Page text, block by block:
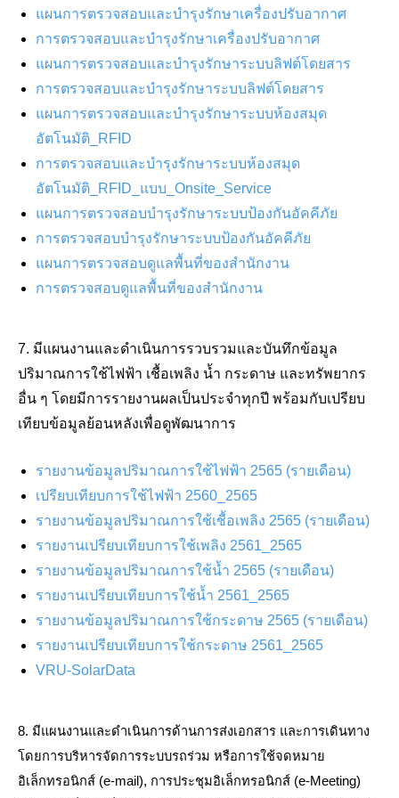
แผนการตรวจสอบและบำรุงรักษาเครื่องปรับอากาศ
การตรวจสอบและบำรุงรักษาเครื่องปรับอากาศ
แผนการตรวจสอบและบำรุงรักษาระบบลิฟต์โดยสาร
การตรวจสอบและบำรุงรักษาระบบลิฟต์โดยสาร
แผนการตรวจสอบและบำรุงรักษาระบบห้องสมุด
อัตโนมัติ_RFID
การตรวจสอบและบำรุงรักษาระบบห้องสมุด
อัตโนมัติ_RFID_แบบ_Onsite_Service
แผนการตรวจสอบบำรุงรักษาระบบป้องกันอัคคีภัย
การตรวจสอบบำรุงรักษาระบบป้องกันอัคคีภัย
แผนการตรวจสอบดูแลพื้นที่ของสำนักงาน
การตรวจสอบดูแลพื้นที่ของสำนักงาน
7. มีแผนงานและดำเนินการรวบรวมและบันทึกข้อมูล
ปริมาณการใช้ไฟฟ้า เชื้อเพลิง น้ำ กระดาษ และทรัพยากร
อื่น ๆ โดยมีการรายงานผลเป็นประจำทุกปี พร้อมกับเปรียบ
เทียบข้อมูลย้อนหลังเพื่อดูพัฒนาการ
รายงานข้อมูลปริมาณการใช้ไฟฟ้า 2565 (รายเดือน)
เปรียบเทียบการใช้ไฟฟ้า 2560_2565
รายงานข้อมูลปริมาณการใช้เชื้อเพลิง 2565 (รายเดือน)
รายงานเปรียบเทียบการใช้เพลิง 2561_2565
รายงานข้อมูลปริมาณการใช้น้ำ 2565 (รายเดือน)
รายงานเปรียบเทียบการใช้น้ำ 2561_2565
รายงานข้อมูลปริมาณการใช้กระดาษ 2565 (รายเดือน)
รายงานเปรียบเทียบการใช้กระดาษ 2561_2565
VRU-SolarData
8. มีแผนงานและดำเนินการด้านการส่งเอกสาร และการเดินทาง
โดยการบริหารจัดการระบบรถร่วม หรือการใช้จดหมาย
อิเล็กทรอนิกส์ (e-mail), การประชุมอิเล็กทรอนิกส์ (e-Meeting)